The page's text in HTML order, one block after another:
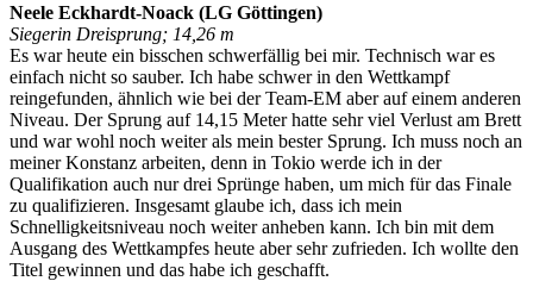
Neele Eckhardt-Noack (LG Göttingen)
Siegerin Dreisprung; 14,26 m
Es war heute ein bisschen schwerfällig bei mir. Technisch war es
einfach nicht so sauber. Ich habe schwer in den Wettkampf
reingefunden, ähnlich wie bei der Team-EM aber auf einem anderen
Niveau. Der Sprung auf 14,15 Meter hatte sehr viel Verlust am Brett
und war wohl noch weiter als mein bester Sprung. Ich muss noch an
meiner Konstanz arbeiten, denn in Tokio werde ich in der
Qualifikation auch nur drei Sprünge haben, um mich für das Finale
zu qualifizieren. Insgesamt glaube ich, dass ich mein
Schnelligkeitsniveau noch weiter anheben kann. Ich bin mit dem
Ausgang des Wettkampfes heute aber sehr zufrieden. Ich wollte den
Titel gewinnen und das habe ich geschafft.